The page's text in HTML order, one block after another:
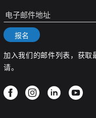
报名
加入我们的邮件列表，获取
请。